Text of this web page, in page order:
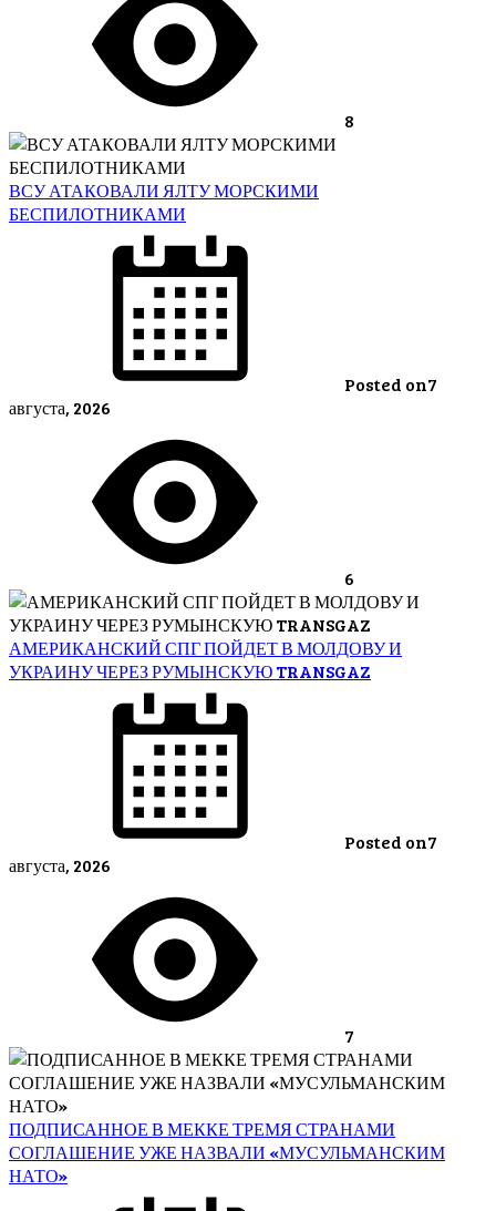
8
ВСУ АТАКОВАЛИ ЯЛТУ МОРСКИМИ
БЕСПИЛОТНИКАМИ
Posted on7
августа, 2026
6
АМЕРИКАНСКИЙ СПГ ПОЙДЕТ В МОЛДОВУ И
УКРАИНУ ЧЕРЕЗ РУМЫНСКУЮ TRANSGAZ
Posted on7
августа, 2026
7
ПОДПИСАННОЕ В МЕККЕ ТРЕМЯ СТРАНАМИ
СОГЛАШЕНИЕ УЖЕ НАЗВАЛИ «МУСУЛЬМАНСКИМ
НАТО»